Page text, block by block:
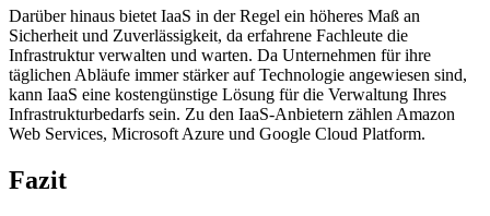
Darüber hinaus bietet IaaS in der Regel ein höheres Maß an
Sicherheit und Zuverlässigkeit, da erfahrene Fachleute die
Infrastruktur verwalten und warten. Da Unternehmen für ihre
täglichen Abläufe immer stärker auf Technologie angewiesen sind,
kann IaaS eine kostengünstige Lösung für die Verwaltung Ihres
Infrastrukturbedarfs sein. Zu den IaaS-Anbietern zählen Amazon
Web Services, Microsoft Azure und Google Cloud Platform.
Fazit